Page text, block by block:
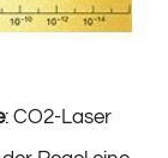
: CO2-Laser